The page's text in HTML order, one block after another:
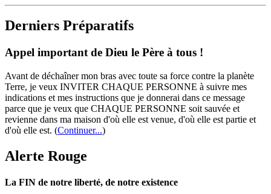
Derniers Préparatifs
Appel important de Dieu le Père à tous !
Avant de déchaîner mon bras avec toute sa force contre la planète
Terre, je veux INVITER CHAQUE PERSONNE à suivre mes
indications et mes instructions que je donnerai dans ce message
parce que je veux que CHAQUE PERSONNE soit sauvée et
revienne dans ma maison d'où elle est venue, d'où elle est partie et
d'où elle est. (Continuer...)
Alerte Rouge
La FIN de notre liberté, de notre existence